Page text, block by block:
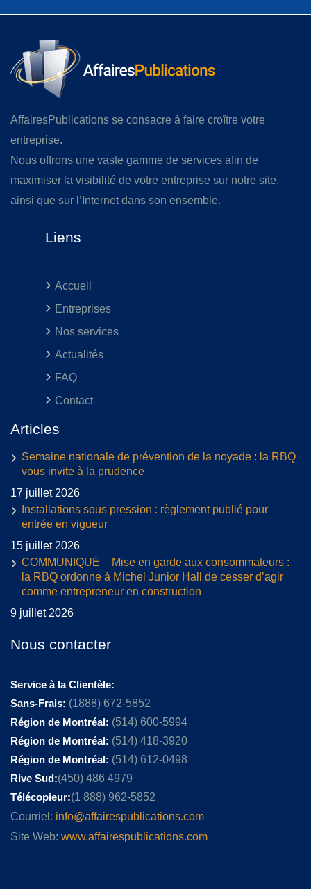
AffairesPublications se consacre à faire croître votre
entreprise.
Nous offrons une vaste gamme de services afin de
maximiser la visibilité de votre entreprise sur notre site,
ainsi que sur l’Internet dans son ensemble.
Liens
Accueil
Entreprises
Nos services
Actualités
FAQ
Contact
Articles
Semaine nationale de prévention de la noyade : la RBQ
vous invite à la prudence
17 juillet 2026
Installations sous pression : règlement publié pour
entrée en vigueur
15 juillet 2026
COMMUNIQUÉ – Mise en garde aux consommateurs :
la RBQ ordonne à Michel Junior Hall de cesser d’agir
comme entrepreneur en construction
9 juillet 2026
Nous contacter
Service à la Clientèle:
Sans-Frais: (1888) 672-5852
Région de Montréal: (514) 600-5994
Région de Montréal: (514) 418-3920
Région de Montréal: (514) 612-0498
Rive Sud:(450) 486 4979
Télécopieur:(1 888) 962-5852
Courriel: info@affairespublications.com
Site Web: www.affairespublications.com